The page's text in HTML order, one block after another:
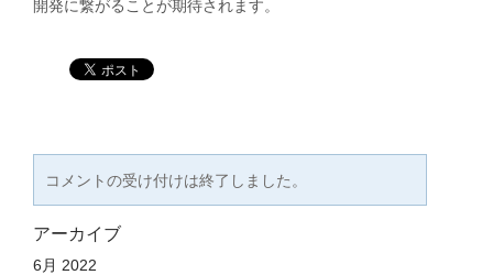
開発に繋がることが期待されます。
コメントの受け付けは終了しました。
アーカイブ
6月 2022